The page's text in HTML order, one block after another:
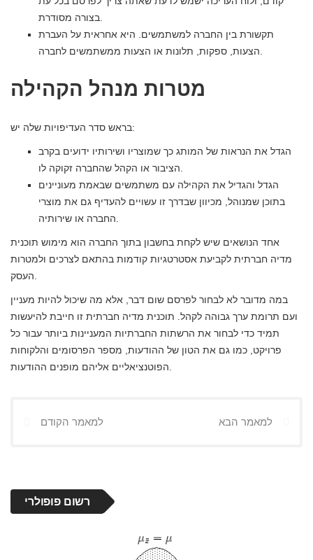
תקשורת בין החברה למשתמשים. היא אחראית על העברת
מטרות מנהל הקהילה
בראש סדר העדיפויות שלה יש:
הגדל את הנראות של המותג כך שמוצריו ושירותיו ידועים בקרב
הגדל והגדיל את הקהילה עם משתמשים שבאמת מעוניינים
בתוכן שמנוהל, מכיוון שבדרך זו עשויים להעדיף גם את מוצרי
אחד הנושאים שיש לקחת בחשבון בתוך החברה הוא מימוש תוכנית
מדיה חברתית לקביעת אסטרטגיות קודמות בהתאם לצרכים ולמטרות
במה מדובר לא לבחור לפרסם שום דבר, אלא מה שיכול להיות מעניין
ועם תרומת ערך גבוהה לקהל. תוכנית מדיה חברתית זו חייבת להיעשות
תמיד כדי לבחור את הרשתות החברתיות המעניינות ביותר עבור כל
פרויקט, כמו גם את הטון של ההודעות, מספר הפרסומים והלקוחות
למאמר הקודם למאמר הבא
רשום פופולרי